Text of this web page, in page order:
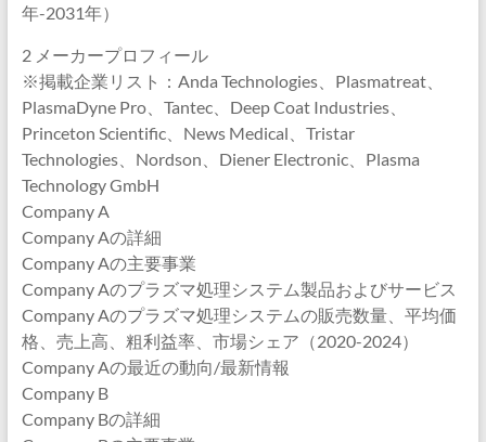
年-2031年）
2 メーカープロフィール
※掲載企業リスト：Anda Technologies、Plasmatreat、
PlasmaDyne Pro、Tantec、Deep Coat Industries、
Princeton Scientific、News Medical、Tristar
Technologies、Nordson、Diener Electronic、Plasma
Technology GmbH
Company A
Company Aの詳細
Company Aの主要事業
Company Aのプラズマ処理システム製品およびサービス
Company Aのプラズマ処理システムの販売数量、平均価
格、売上高、粗利益率、市場シェア（2020-2024）
Company Aの最近の動向/最新情報
Company B
Company Bの詳細